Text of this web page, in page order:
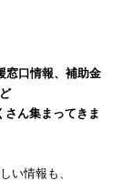
窓口情報、補助金
さん集まってきま
い情報も、